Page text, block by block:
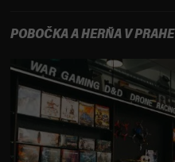
POBOČKA A HERŇA V PRAHE